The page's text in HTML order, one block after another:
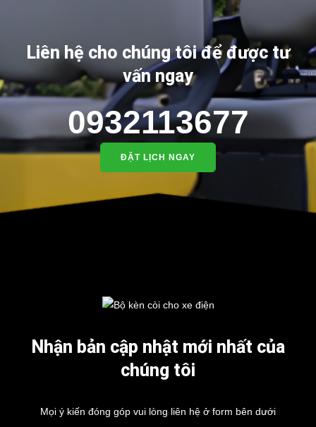
Liên hệ cho chúng tôi để được tư
vấn ngay
0932113677
ĐẶT LỊCH NGAY
Nhận bản cập nhật mới nhất của
chúng tôi
Mọi ý kiến đóng góp vui lòng liên hệ ở form bên dưới